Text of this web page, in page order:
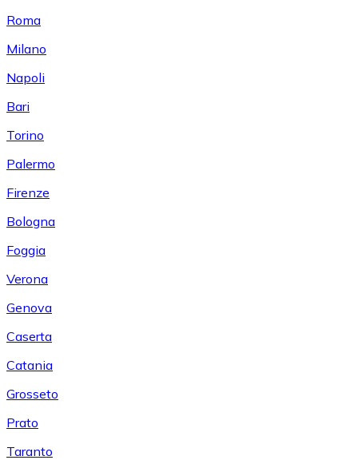
Roma
Milano
Napoli
Bari
Torino
Palermo
Firenze
Bologna
Foggia
Verona
Genova
Caserta
Catania
Grosseto
Prato
Taranto